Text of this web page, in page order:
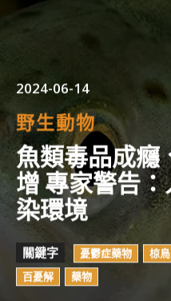
2024-06-14
野生動物
魚類毒品成癮
增 專家警告
染環境
關鍵字 憂鬱症藥物 椋鳥
百憂解
藥物